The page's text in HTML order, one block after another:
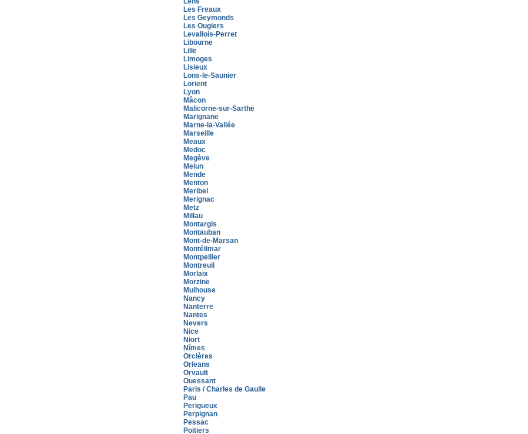
Les Freaux
Les Geymonds
Les Ougiers
Levallois-Perret
Libourne
Lille
Limoges
Lisieux
Lons-le-Saunier
Lorient
Lyon
Mâcon
Malicorne-sur-Sarthe
Marignane
Marne-la-Vallée
Marseille
Meaux
Medoc
Megève
Melun
Mende
Menton
Meribel
Merignac
Metz
Millau
Montargis
Montauban
Mont-de-Marsan
Montélimar
Montpellier
Montreuil
Morlaix
Morzine
Mulhouse
Nancy
Nanterre
Nantes
Nevers
Nice
Niort
Nîmes
Orcières
Orleans
Orvault
Ouessant
Paris / Charles de Gaulle
Pau
Perigueux
Perpignan
Pessac
Poitiers